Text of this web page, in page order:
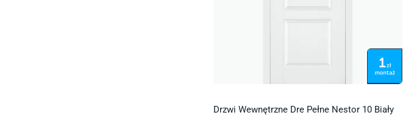
Drzwi Wewnętrzne Dre Pełne Nestor 10 Biały